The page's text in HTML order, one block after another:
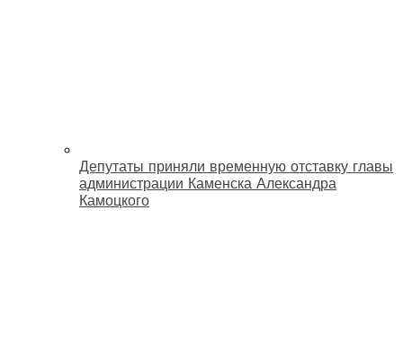
Депутаты приняли временную отставку главы
администрации Каменска Александра
Камоцкого